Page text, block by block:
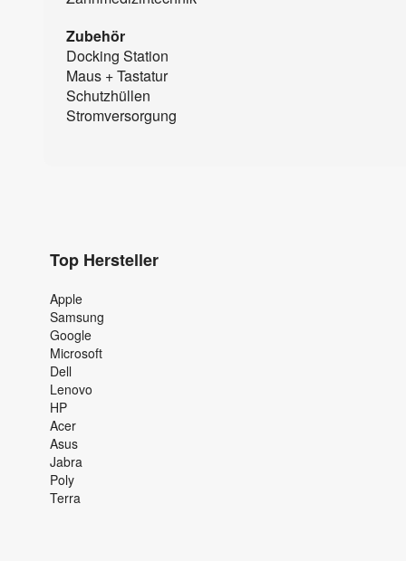
Zubehör
Docking Station
Maus + Tastatur
Schutzhüllen
Stromversorgung
Top Hersteller
Apple
Samsung
Google
Microsoft
Dell
Lenovo
HP
Acer
Asus
Jabra
Poly
Terra